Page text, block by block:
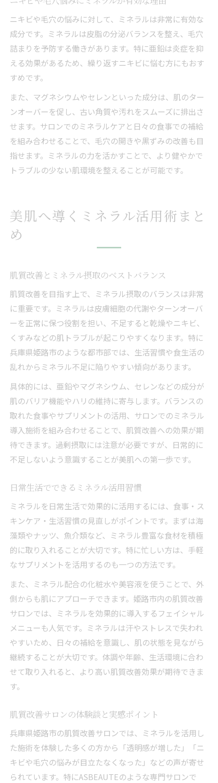
ニキビや毛穴の悩みに対して、ミネラルは非常に有効な
成分です。ミネラルは皮脂の分泌バランスを整え、毛穴
詰まりを予防する働きがあります。特に亜鉛は炎症を抑
える効果があるため、繰り返すニキビに悩む方にもおす
すめです。
また、マグネシウムやセレンといった成分は、肌のター
ンオーバーを促し、古い角質や汚れをスムーズに排出さ
せます。サロンでのミネラルケアと日々の食事での補給
を組み合わせることで、毛穴の開きや黒ずみの改善も目
指せます。ミネラルの力を活かすことで、より健やかで
トラブルの少ない肌環境を整えることが可能です。
美肌へ導くミネラル活用術まと
め
肌質改善とミネラル摂取のベストバランス
肌質改善を目指す上で、ミネラル摂取のバランスは非常
に重要です。ミネラルは皮膚細胞の代謝やターンオーバ
ーを正常に保つ役割を担い、不足すると乾燥やニキビ、
くすみなどの肌トラブルが起こりやすくなります。特に
兵庫県姫路市のような都市部では、生活習慣や食生活の
乱れからミネラル不足に陥りやすい傾向があります。
具体的には、亜鉛やマグネシウム、セレンなどの成分が
肌のバリア機能やハリの維持に寄与します。バランスの
取れた食事やサプリメントの活用、サロンでのミネラル
導入施術を組み合わせることで、肌質改善への効果が期
待できます。過剰摂取には注意が必要ですが、日常的に
不足しないよう意識することが美肌への第一歩です。
日常生活でできるミネラル活用習慣
ミネラルを日常生活で効果的に活用するには、食事・ス
キンケア・生活習慣の見直しがポイントです。まずは海
藻類やナッツ、魚介類など、ミネラル豊富な食材を積極
的に取り入れることが大切です。特に忙しい方は、手軽
なサプリメントを活用するのも一つの方法です。
また、ミネラル配合の化粧水や美容液を使うことで、外
側からも肌にアプローチできます。姫路市内の肌質改善
サロンでは、ミネラルを効果的に導入するフェイシャル
メニューも人気です。ミネラルは汗やストレスで失われ
やすいため、日々の補給を意識し、肌の状態を見ながら
継続することが大切です。体調や年齢、生活環境に合わ
せて取り入れると、より高い肌質改善効果が期待できま
す。
肌質改善サロンの体験談と実感ポイント
兵庫県姫路市の肌質改善サロンでは、ミネラルを活用し
た施術を体験した多くの方から「透明感が増した」「ニ
キビや毛穴の悩みが目立たなくなった」などの声が寄せ
られています。特にASBEAUTEのような専門サロンで